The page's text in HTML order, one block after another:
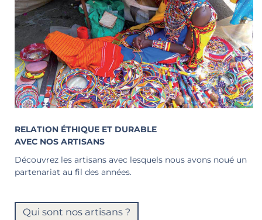
RELATION ÉTHIQUE ET DURABLE
AVEC NOS ARTISANS
Découvrez les artisans avec lesquels nous avons noué un
partenariat au fil des années.
Qui sont nos artisans ?